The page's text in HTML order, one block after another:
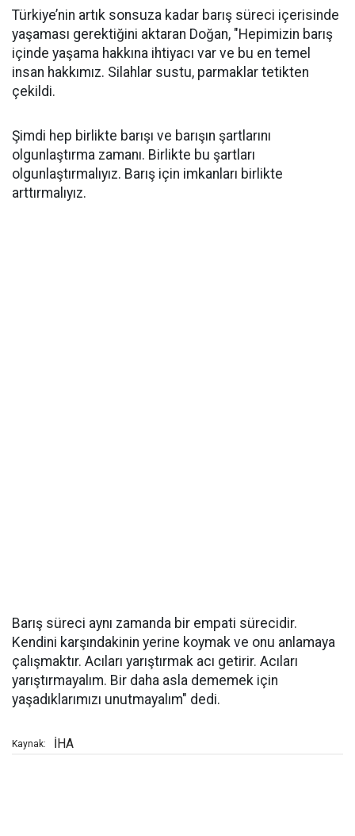
Türkiye’nin artık sonsuza kadar barış süreci içerisinde
yaşaması gerektiğini aktaran Doğan, "Hepimizin barış
içinde yaşama hakkına ihtiyacı var ve bu en temel
insan hakkımız. Silahlar sustu, parmaklar tetikten
çekildi.
Şimdi hep birlikte barışı ve barışın şartlarını
olgunlaştırma zamanı. Birlikte bu şartları
olgunlaştırmalıyız. Barış için imkanları birlikte
arttırmalıyız.
Barış süreci aynı zamanda bir empati sürecidir.
Kendini karşındakinin yerine koymak ve onu anlamaya
çalışmaktır. Acıları yarıştırmak acı getirir. Acıları
yarıştırmayalım. Bir daha asla dememek için
yaşadıklarımızı unutmayalım" dedi.
Kaynak: İHA